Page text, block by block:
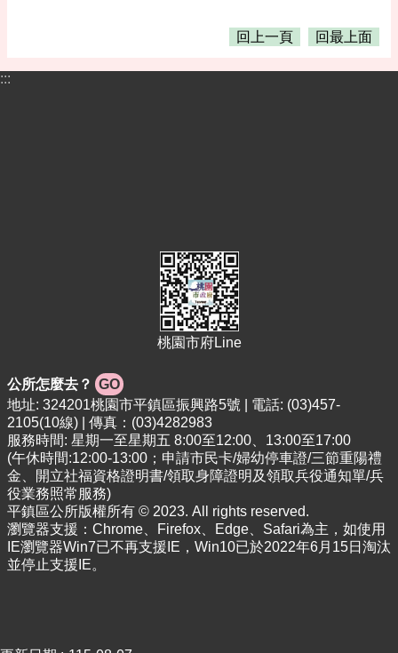
回上一頁 回最上面
:::
桃園市府Line
公所怎麼去？ GO
地址: 324201桃園市平鎮區振興路5號 | 電話: (03)457-
2105(10線) | 傳真：(03)4282983
服務時間: 星期一至星期五 8:00至12:00、13:00至17:00
(午休時間:12:00-13:00；申請市民卡/婦幼停車證/三節重陽禮
金、開立社福資格證明書/領取身障證明及領取兵役通知單/兵
役業務照常服務)
平鎮區公所版權所有 © 2023. All rights reserved.
瀏覽器支援：Chrome、Firefox、Edge、Safari為主，如使用
IE瀏覽器Win7已不再支援IE，Win10已於2022年6月15日淘汰
並停止支援IE。